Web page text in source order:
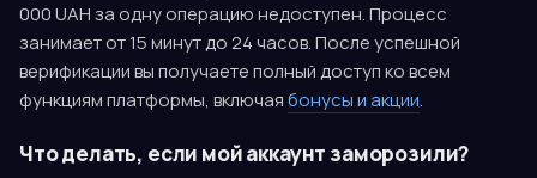
000 UAH за одну операцию недоступен. Процесс
занимает от 15 минут до 24 часов. После успешной
верификации вы получаете полный доступ ко всем
функциям платформы, включаябонусы и акции.
Что делать, если мой аккаунт заморозили?